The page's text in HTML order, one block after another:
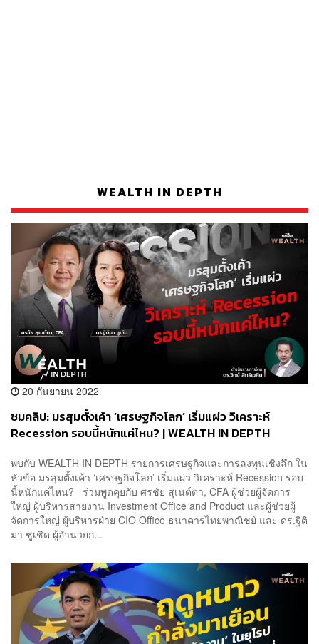
WEALTH IN DEPTH
20 กันยายน 2022
ชมคลิป: มรสุมตั้งเค้า ‘เศรษฐกิจโลก’ เริ่มแผ่ว วิเคราะห์
Recession รอบนี้หนักแค่ไหน? | WEALTH IN DEPTH
พบกับ WEALTH IN DEPTH รายการเศรษฐกิจและการลงทุนเชิงลึก ใน
หัวข้อ มรสุมตั้งเค้า ‘เศรษฐกิจโลก’ เริ่มแผ่ว วิเคราะห์ Recession รอบ
นี้หนักแค่ไหน? ร่วมพูดคุยกับ ศรชัย สุเนต์ตา, CFA ผู้ช่วยผู้จัดการ
ใหญ่ ผู้บริหารสายงาน Investment Office and Product และผู้ช่วยผู้
จัดการใหญ่ ผู้บริหารฝ่าย CIO Office ธนาคารไทยพาณิชย์ และ ดร.ฐิติ
มา ชูเชิด ผู้อำนวยก...